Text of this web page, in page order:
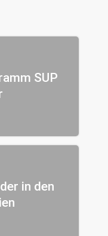
SUP
in den